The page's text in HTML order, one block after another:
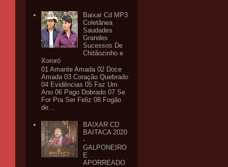
Baixar Cd MP3
Coletânea
Saudades
Grandes
Sucessos De
Chitãozinho e
Xororó
01 Amante Amada 02 Doce
Amada 03 Coração Quebrado
04 Evidências 05 Faz Um
Ano 06 Pago Dobrado 07 Se
For Pra Ser Feliz 08 Fogão
de...
BAIXAR CD
BAITACA 2020
-
GALPONEIRO
E
APORREADO